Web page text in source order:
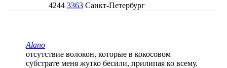
4244 3363 Санкт-Петербург
Alano
отсутствие волокон, которые в кокосовом
субстрате меня жутко бесили, прилипая ко всему.